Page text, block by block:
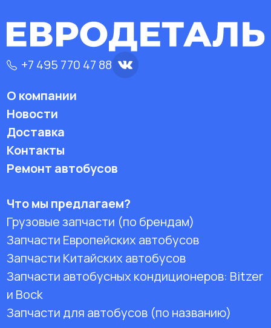
+7 495 770 47 88
О компании
Новости
Доставка
Контакты
Ремонт автобусов
Что мы предлагаем?
Грузовые запчасти (по брендам)
Запчасти Европейских автобусов
Запчасти Китайских автобусов
Запчасти автобусных кондиционеров: Bitzer
и Bock
Запчасти для автобусов (по названию)